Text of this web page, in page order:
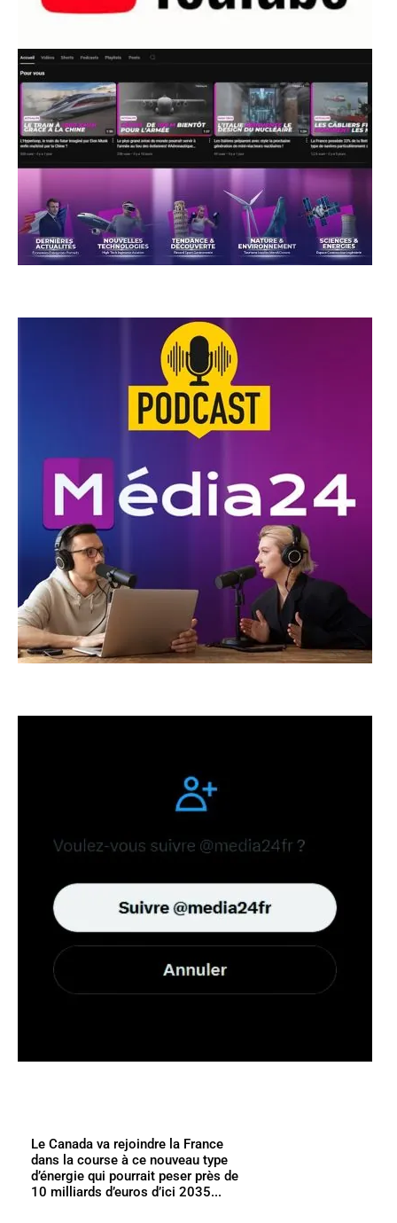
Le Canada va rejoindre la France
dans la course à ce nouveau type
d’énergie qui pourrait peser près de
10 milliards d’euros d’ici 2035...